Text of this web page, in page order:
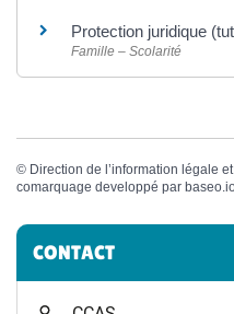
Protection juridique
Famille – Scolarité
© Direction de l’information légale
comarquage developpé par
Informations
CONTACT